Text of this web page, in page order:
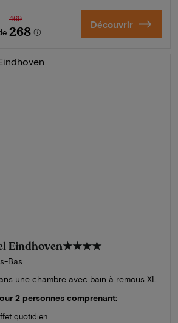
469
268 Découvrir
Eindhoven★★★★
Bas
une chambre avec bain à remous XL
2 personnes comprenant:
quotidien